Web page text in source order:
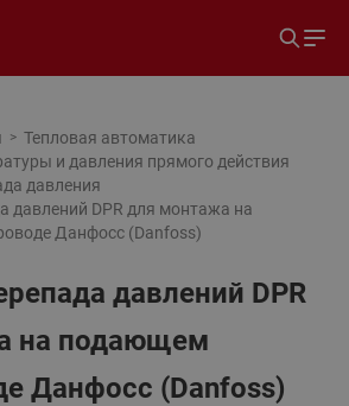
Тепловая автоматика
и давления прямого действия
давления
давлений DPR для монтажа на
Данфосс (Danfoss)
давлений DPR
на подающем
Данфосс (Danfoss)